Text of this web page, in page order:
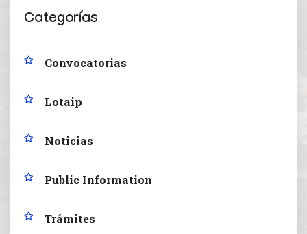
Categorías
Convocatorias
Lotaip
Noticias
Public Information
Trámites